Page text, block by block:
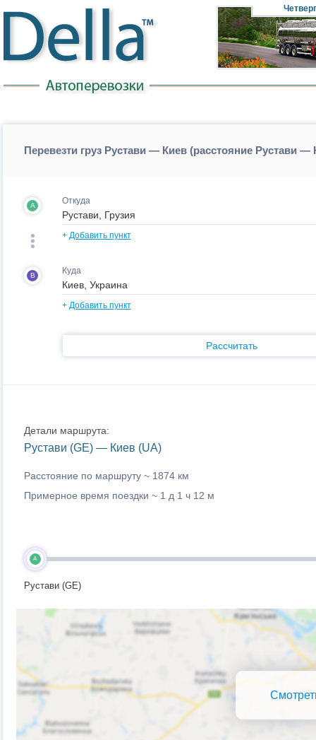
Четверг
Перевезти груз Рустави — Киев (расстояние Рустави —
A Откуда
+ Добавить пункт
B Куда
+ Добавить пункт
Рассчитать
Детали маршрута:
Рустави (GE) — Киев (UA)
Расстояние по маршруту ~ 1874 км
Примерное время поездки ~ 1 д 1 ч 12 м
A
Рустави (GE)